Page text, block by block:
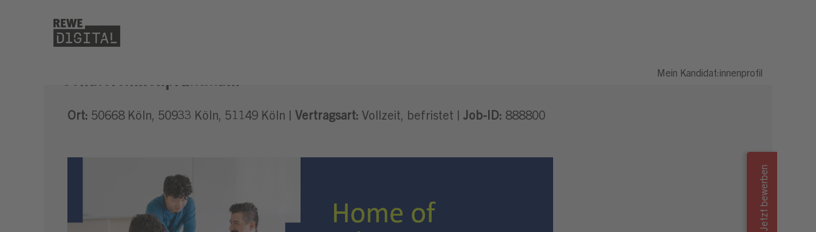
Mein Kandidat:innenprofil
Schüler:innenpraktikum
Ort: 50668 Köln, 50933 Köln, 51149 Köln | Vertragsart: Vollzeit, befristet | Job-ID: 888800